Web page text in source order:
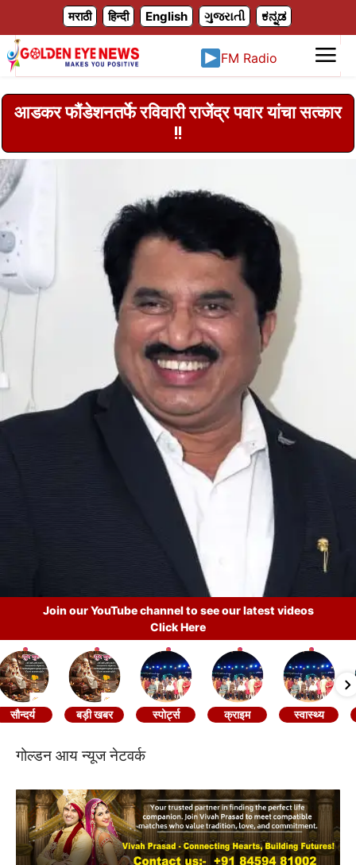
मराठी हिन्दी English ગુજરાતી ಕನ್ನಡ
FM Radio
आडकर फौंडेशनतर्फे रविवारी राजेंद्र पवार यांचा सत्कार
!!
Join our YouTube channel to see our latest videos
Click Here
सौन्दर्य बड़ी खबर स्पोर्ट्स क्राइम स्वास्थ्य
गोल्डन आय न्यूज नेटवर्क